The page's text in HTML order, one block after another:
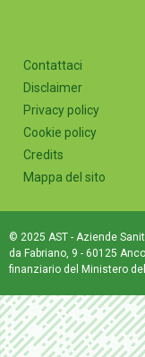
Contattaci
Disclaimer
Privacy policy
Cookie policy
Credits
Mappa del sito
© 2025 AST - Aziende
da Fabriano, 9 - 60125
finanziario del Ministero